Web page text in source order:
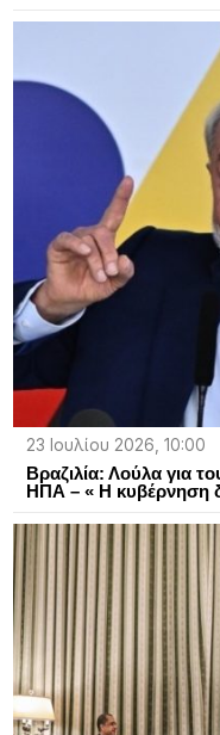
23 Ιουλίου 2026, 10:00
Βραζιλία: Λούλα για
ΗΠΑ – « Η κυβέρνηση